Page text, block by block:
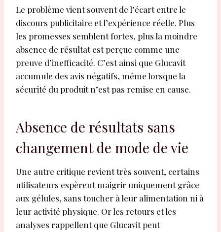
Le problème vient souvent de l’écart entre le
discours publicitaire et l’expérience réelle. Plus
les promesses semblent fortes, plus la moindre
absence de résultat est perçue comme une
preuve d’inefficacité. C’est ainsi que Glucavit
accumule des avis négatifs, même lorsque la
sécurité du produit n’est pas remise en cause.
Absence de résultats sans
changement de mode de vie
Une autre critique revient très souvent, certains
utilisateurs espèrent maigrir uniquement grâce
aux gélules, sans toucher à leur alimentation ni à
leur activité physique. Or les retours et les
analyses rappellent que Glucavit peut